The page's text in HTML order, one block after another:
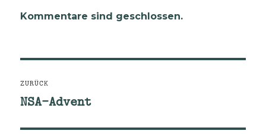
Kommentare sind geschlossen.
ZURÜCK
Vorheriger
NSA-Advent